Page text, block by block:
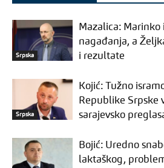
Srpska
Mazalica:
nagađanja, a
i rezultate
Srpska
Kojić: Tužno
Republike Srpske
sarajevsko
Bojić: Uredno
laktaškog,